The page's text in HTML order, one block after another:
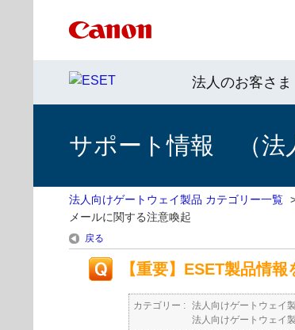
法人のお客さま
サポート情報 （法
法人向けゲートウェイ製品 カテゴリー一覧
メールに関する注意喚起
戻る
【重要】ESET製品情
カテゴリー : 法人向けゲートウェイ
法人向けゲートウェイ